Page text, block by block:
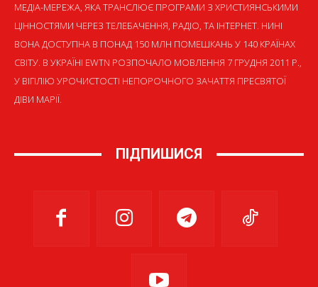
МЕДІА-МЕРЕЖА, ЯКА ТРАНСЛЮЄ ПРОГРАМИ З ХРИСТИЯНСЬКИМИ
ЦІННОСТЯМИ ЧЕРЕЗ ТЕЛЕБАЧЕННЯ, РАДІО, ТА ІНТЕРНЕТ. НИНІ
ВОНА ДОСТУПНА В ПОНАД 150 МЛН ПОМЕШКАНЬ У 140 КРАЇНАХ
СВІТУ. В УКРАЇНІ EWTN РОЗПОЧАЛО МОВЛЕННЯ 7 ГРУДНЯ 2011 Р.,
У ВІГІЛІЮ УРОЧИСТОСТІ НЕПОРОЧНОГО ЗАЧАТТЯ ПРЕСВЯТОЇ
ДІВИ МАРІЇ.
ПІДПИШИСЯ